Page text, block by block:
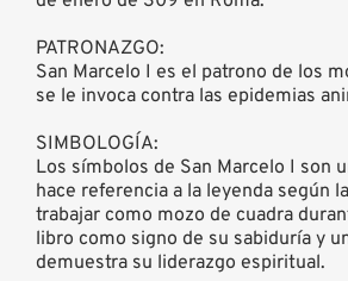
PATRONAZGO:
San Marcelo I es el patrono de los
se le invoca contra las epidemias
SIMBOLOGÍA:
Los símbolos de San Marcelo I son
hace referencia a la leyenda según
trabajar como mozo de cuadra
libro como signo de su sabiduría y
demuestra su liderazgo espiritual.